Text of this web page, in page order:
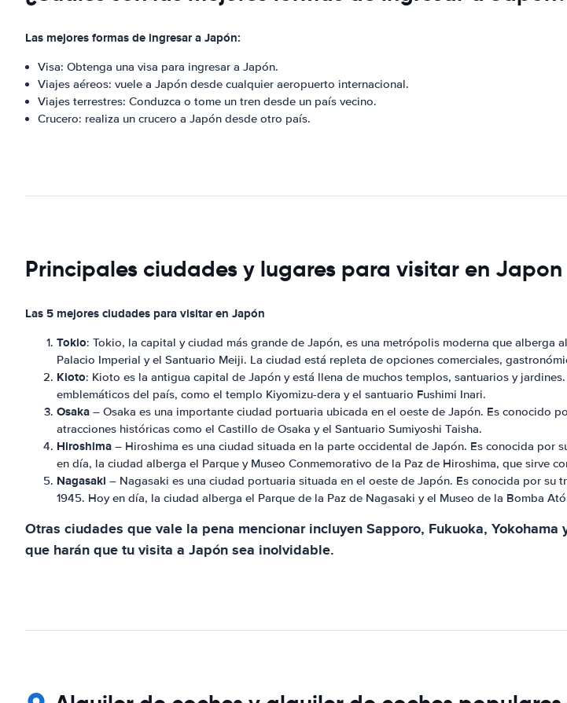
Las mejores formas de ingresar a Japón:
Visa: Obtenga una visa para ingresar a Japón.
Viajes aéreos: vuele a Japón desde cualquier aeropuerto internacional.
Viajes terrestres: Conduzca o tome un tren desde un país vecino.
Crucero: realiza un crucero a Japón desde otro país.
Principales ciudades y lugares para visitar en Japon
Las 5 mejores ciudades para visitar en Japón
Tokio: Tokio, la capital y ciudad más grande de Japón, es una metrópolis moderna que
Palacio Imperial y el Santuario Meiji. La ciudad está repleta de opciones comerciales,
Kioto: Kioto es la antigua capital de Japón y está llena de muchos templos, santuarios y
emblemáticos del país, como el templo Kiyomizu-dera y el santuario Fushimi Inari.
Osaka – Osaka es una importante ciudad portuaria ubicada en el oeste de Japón. Es conocido
atracciones históricas como el Castillo de Osaka y el Santuario Sumiyoshi Taisha.
Hiroshima – Hiroshima es una ciudad situada en la parte occidental de Japón. Es conocida
en día, la ciudad alberga el Parque y Museo Conmemorativo de la Paz de Hiroshima, que sirve
Nagasaki – Nagasaki es una ciudad portuaria situada en el oeste de Japón. Es conocida por
1945. Hoy en día, la ciudad alberga el Parque de la Paz de Nagasaki y el Museo de la Bomba
Otras ciudades que vale la pena mencionar incluyen Sapporo, Fukuoka,
que harán que tu visita a Japón sea inolvidable.